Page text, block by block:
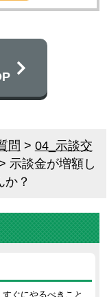
問 > 04_示談交
示談金が増額し
？
ぐにやるべきこと